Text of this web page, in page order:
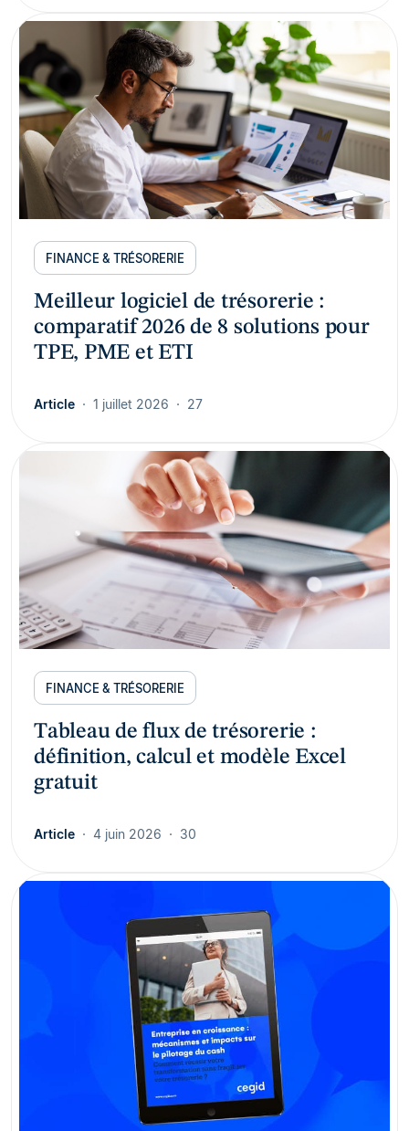
FINANCE & TRÉSORERIE
Meilleur logiciel de trésorerie :
comparatif 2026 de 8 solutions pour
TPE, PME et ETI
Article 1 juillet 2026 27
FINANCE & TRÉSORERIE
Tableau de flux de trésorerie :
définition, calcul et modèle Excel
gratuit
Article 4 juin 2026 30